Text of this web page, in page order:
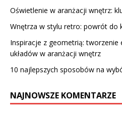
Oświetlenie w aranżacji wnętrz:
Wnętrza w stylu retro: powrót do
Inspiracje z geometrią:
układów w aranżacji wnętrz
10 najlepszych sposobów na
NAJNOWSZE KOMENTARZE